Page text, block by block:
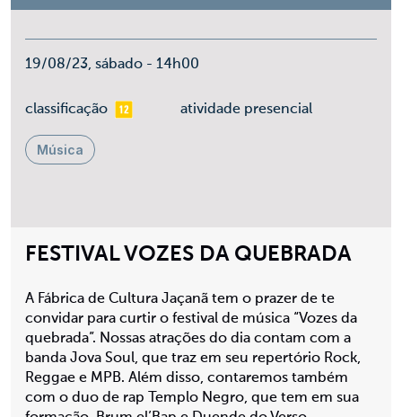
FESTIVAL VOZES DA QUEBRADA
A Fábrica de Cultura Jaçanã tem o prazer de te
convidar para curtir o festival de música “Vozes da
quebrada”. Nossas atrações do dia contam com a
banda Jova Soul, que traz em seu repertório Rock,
Reggae e MPB. Além disso, contaremos também
com o duo de rap Templo Negro, que tem em sua
19/08/23, sábado - 14h00
classificaçãomais 12 atividade presencial
Música